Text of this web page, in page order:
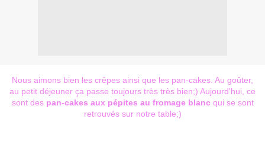
Nous aimons bien les crêpes ainsi que les pan-cakes. Au goûter,
au petit déjeuner ça passe toujours très très bien;) Aujourd'hui, ce
sont des pan-cakes aux pépites au fromage blancqui se sont
retrouvés sur notre table;)